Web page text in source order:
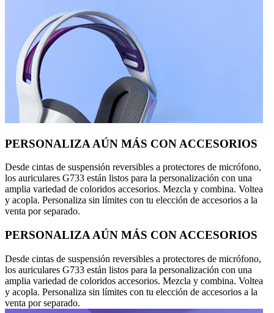
PERSONALIZA AÚN MÁS CON ACCESORIOS
Desde cintas de suspensión reversibles a protectores de micrófono,
los auriculares G733 están listos para la personalización con una
amplia variedad de coloridos accesorios. Mezcla y combina. Voltea
y acopla. Personaliza sin límites con tu elección de accesorios a la
venta por separado.
PERSONALIZA AÚN MÁS CON ACCESORIOS
Desde cintas de suspensión reversibles a protectores de micrófono,
los auriculares G733 están listos para la personalización con una
amplia variedad de coloridos accesorios. Mezcla y combina. Voltea
y acopla. Personaliza sin límites con tu elección de accesorios a la
venta por separado.